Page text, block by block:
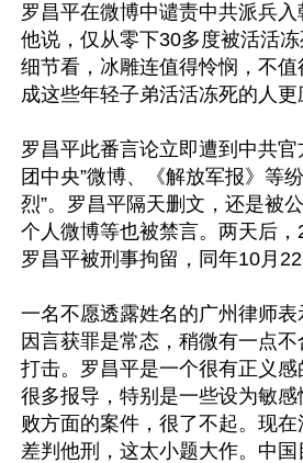
罗昌平在微博中谴责中共派兵入
他说，仅从零下30多度被活活
细节看，冰雕连值得怜悯，不
成这些年轻子弟活活冻死的人更
罗昌平此番言论立即遭到中共官
团中央”微博、《解放军报》等
烈”。罗昌平隔天删文，还是被
个人微博等也被禁言。两天后，
罗昌平被刑事拘留，同年10月22
一名不愿透露姓名的广州律师表
因言获罪是常态，稍微有一点
打击。罗昌平是一个很有正义
很多报导，特别是一些设为敏
败方面的案件，很了不起。现
差判他刑，这太小题大作。中